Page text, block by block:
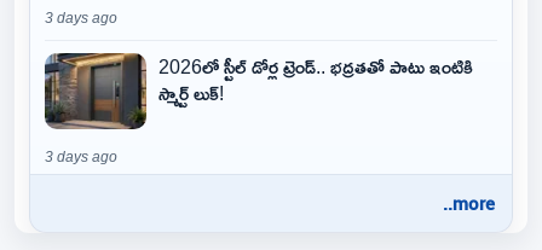
3 days ago
2026లో స్టీల్ డోర్ల ట్రెండ్.. భద్రతతో పాటు ఇంటికి
స్మార్ట్ లుక్!
3 days ago
..more